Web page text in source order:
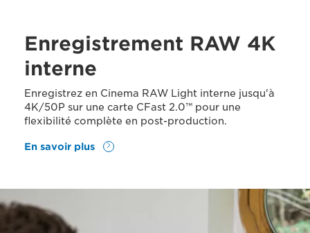
Enregistrement RAW 4K
interne
Enregistrez en Cinema RAW Light interne jusqu'à
4K/50P sur une carte CFast 2.0™ pour une
flexibilité complète en post-production.
En savoir plus